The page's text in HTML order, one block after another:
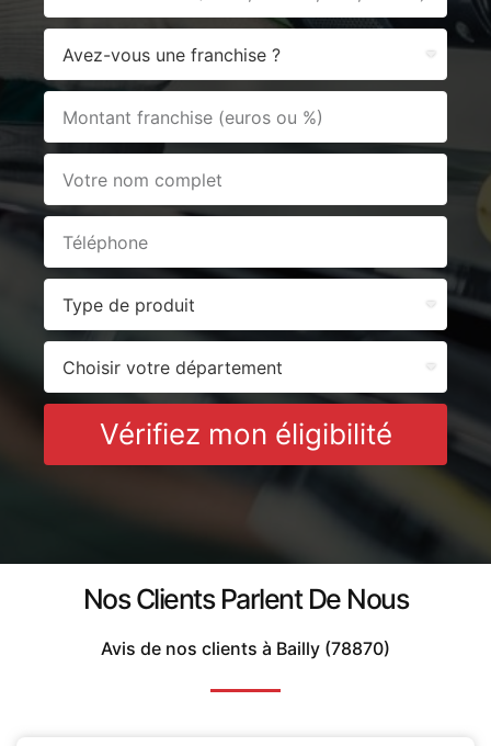
Vérifiez mon éligibilité
Nos Clients Parlent De Nous
Avis de nos clients à Bailly (78870)